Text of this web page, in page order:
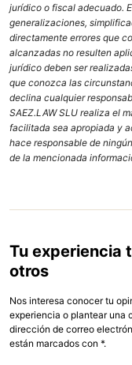
jurídico o fiscal adecuado.
generalizaciones,
directamente errores que
alcanzadas no resulten
jurídico deben ser
que conozca las
declina cualquier
SAEZ.LAW SLU realiza el
facilitada sea apropiada y
hace responsable de
de la mencionada
Tu experiencia
otros
Nos interesa conocer tu
experiencia o plantear una
dirección de correo
están marcados con *.